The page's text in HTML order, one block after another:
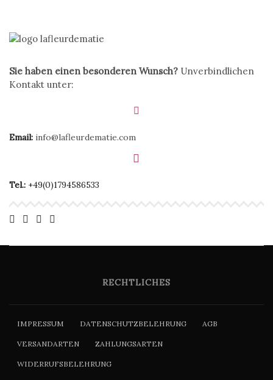
Sie haben einen besonderen Wunsch? Unverbindlichen
Kontakt unter:
Email: info@lafleurdematie.com
Tel.: +49(0)1794586533
RECHTLICHES
IMPRESSUM DATENSCHUTZBELEHRUNG AGB
VERSANDARTEN ZAHLUNGSARTEN
WIDERRUFSBELEHRUNG